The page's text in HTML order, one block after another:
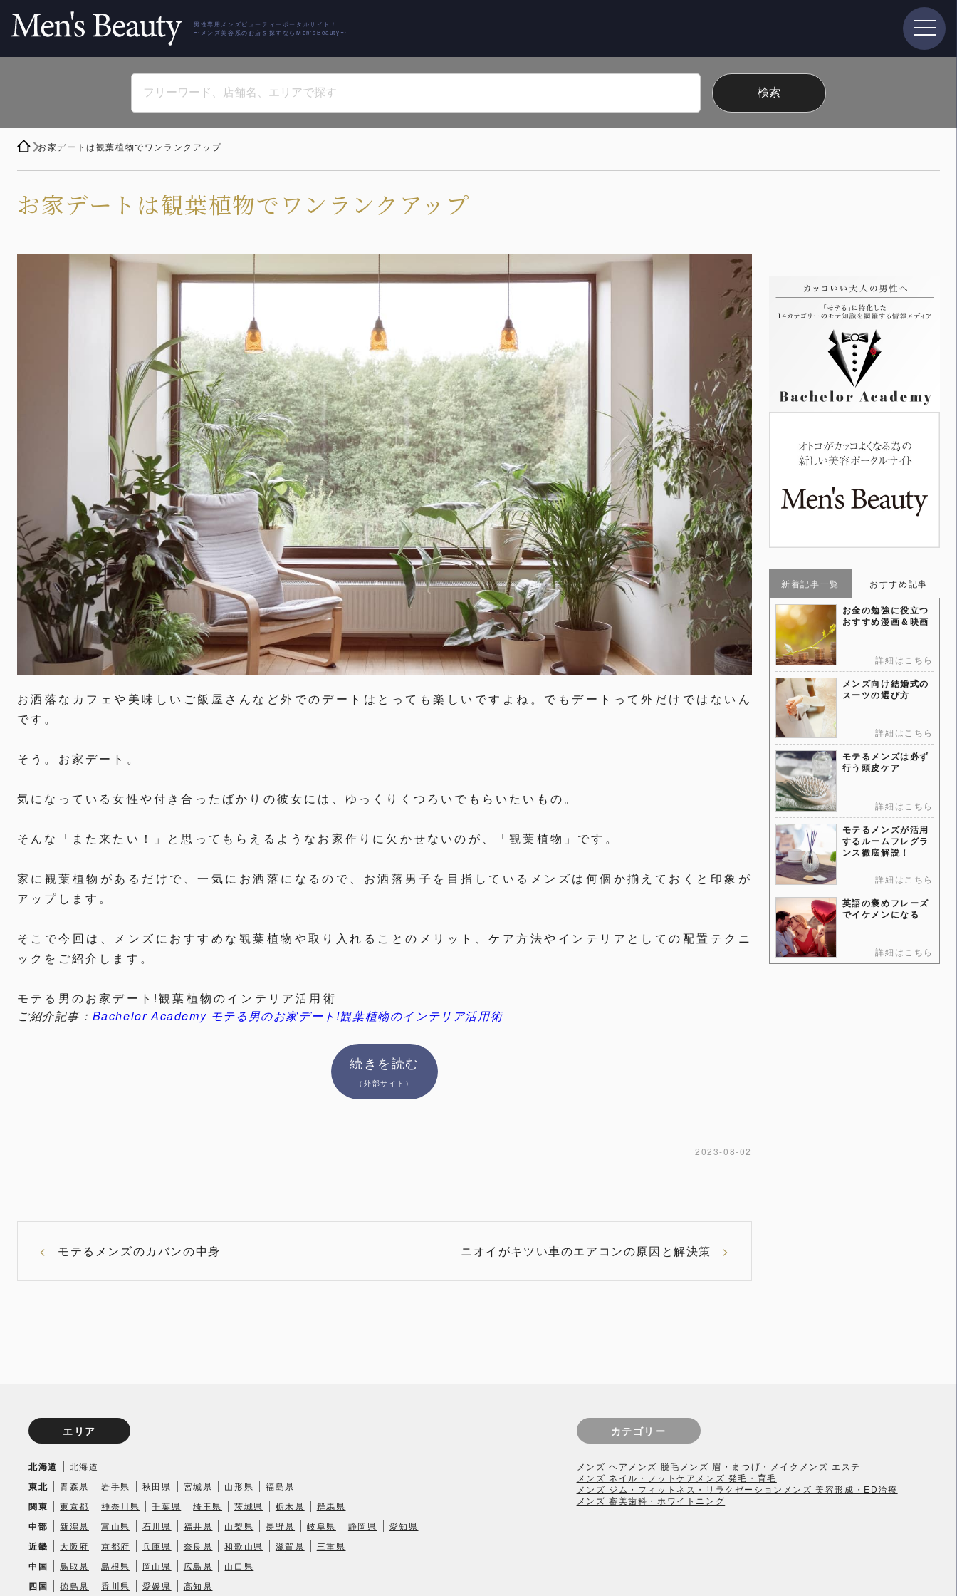
男性専用メンズビューティーポータルサイト！
〜メンズ美容系のお店を探すならMen'sBeauty〜
お家デートは観葉植物でワンランクアップ
お家デートは観葉植物でワンランクアップ
お洒落なカフェや美味しいご飯屋さんなど外でのデートはとっても楽しいですよね。でもデートって外だけではないん
です。
そう。お家デート。
気になっている女性や付き合ったばかりの彼女には、ゆっくりくつろいでもらいたいもの。
そんな「また来たい！」と思ってもらえるようなお家作りに欠かせないのが、「観葉植物」です。
家に観葉植物があるだけで、一気にお洒落になるので、お洒落男子を目指しているメンズは何個か揃えておくと印象が
アップします。
そこで今回は、メンズにおすすめな観葉植物や取り入れることのメリット、ケア方法やインテリアとしての配置テクニ
ックをご紹介します。
モテる男のお家デート!観葉植物のインテリア活用術
ご紹介記事： Bachelor Academy モテる男のお家デート!観葉植物のインテリア活用術
続きを読む
（外部サイト）
2023-08-02
モテるメンズのカバンの中身 ニオイがキツい車のエアコンの原因と解決策
新着記事一覧 おすすめ記事
お金の勉強に役立つ
おすすめ漫画＆映画
詳細はこちら
メンズ向け結婚式の
スーツの選び方
詳細はこちら
モテるメンズは必ず
行う頭皮ケア
詳細はこちら
モテるメンズが活用
するルームフレグラ
ンス徹底解説！
詳細はこちら
英語の褒めフレーズ
でイケメンになる
詳細はこちら
エリア
北海道 北海道
東北 青森県 岩手県 秋田県 宮城県 山形県 福島県
関東 東京都 神奈川県 千葉県 埼玉県 茨城県 栃木県 群馬県
中部 新潟県 富山県 石川県 福井県 山梨県 長野県 岐阜県 静岡県 愛知県
近畿 大阪府 京都府 兵庫県 奈良県 和歌山県 滋賀県 三重県
中国 鳥取県 島根県 岡山県 広島県 山口県
四国 徳島県 香川県 愛媛県 高知県
カテゴリー
メンズ ヘア メンズ 脱毛 メンズ 眉・まつげ・メイク メンズ エステ
メンズ ネイル・フットケア メンズ 発毛・育毛
メンズ ジム・フィットネス・リラクゼーション メンズ 美容形成・ED治療
メンズ 審美歯科・ホワイトニング